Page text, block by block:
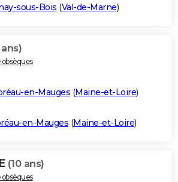
sous-Bois (Val-de-Marne)
en-Mauges (Maine-et-Loire)
en-Mauges (Maine-et-Loire)
(10 ans)